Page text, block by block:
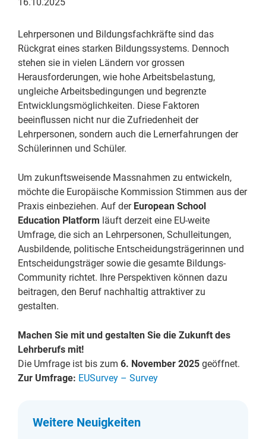
Lehrpersonen und Bildungsfachkräfte sind das
Rückgrat eines starken Bildungssystems. Dennoch
stehen sie in vielen Ländern vor grossen
Herausforderungen, wie hohe Arbeitsbelastung,
ungleiche Arbeitsbedingungen und begrenzte
Entwicklungsmöglichkeiten. Diese Faktoren
beeinflussen nicht nur die Zufriedenheit der
Lehrpersonen, sondern auch die Lernerfahrungen der
Schülerinnen und Schüler.
Um zukunftsweisende Massnahmen zu entwickeln,
möchte die Europäische Kommission Stimmen aus der
Praxis einbeziehen. Auf der European School
Education Platform läuft derzeit eine EU-weite
Umfrage, die sich an Lehrpersonen, Schulleitungen,
Ausbildende, politische Entscheidungsträgerinnen und
Entscheidungsträger sowie die gesamte Bildungs-
Community richtet. Ihre Perspektiven können dazu
beitragen, den Beruf nachhaltig attraktiver zu
gestalten.
Machen Sie mit und gestalten Sie die Zukunft des
Lehrberufs mit!
Die Umfrage ist bis zum 6. November 2025 geöffnet.
Zur Umfrage: EUSurvey – Survey
Weitere Neuigkeiten